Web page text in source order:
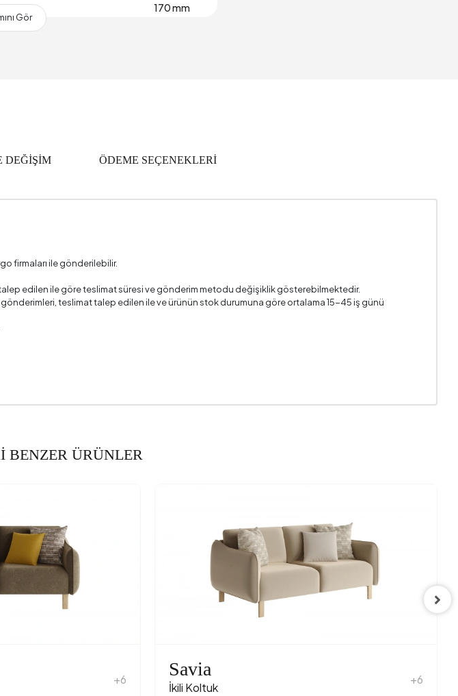
170 mm
2 Kişi
45x45 cm
Evet
780 mm
Gör
DEĞİŞİM ÖDEME SEÇENEKLERİ
firmaları ile gönderilebilir.
edilen ile göre teslimat süresi ve gönderim metodu değişiklik gösterebilmektedir.
teslimat talep edilen ile ve ürünün stok durumuna göre ortalama 15-45 iş günü
BENZER ÜRÜNLER
+6 Savia
İkili Koltuk
+6